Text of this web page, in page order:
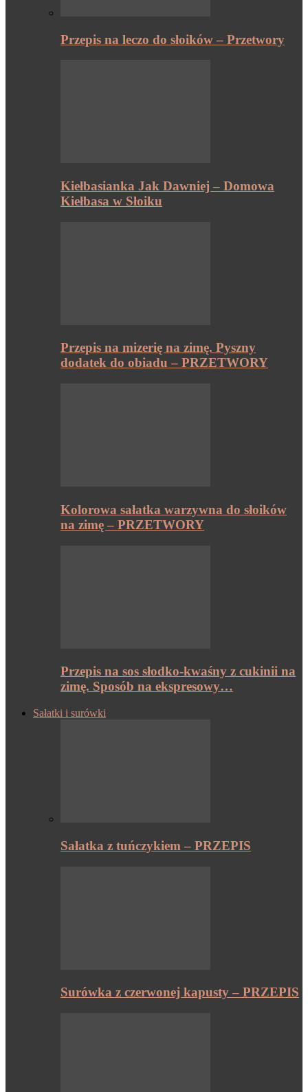
Przepis na leczo do słoików – Przetwory
Kiełbasianka Jak Dawniej – Domowa
Kiełbasa w Słoiku
Przepis na mizerię na zimę. Pyszny
dodatek do obiadu – PRZETWORY
Kolorowa sałatka warzywna do słoików
na zimę – PRZETWORY
Przepis na sos słodko-kwaśny z cukinii na
zimę. Sposób na ekspresowy…
Sałatki i surówki
Sałatka z tuńczykiem – PRZEPIS
Surówka z czerwonej kapusty – PRZEPIS